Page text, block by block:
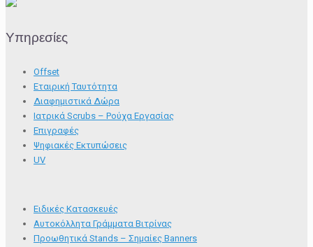
Υπηρεσίες
Offset
Εταιρική Ταυτότητα
Διαφημιστικά Δώρα
Ιατρικά Scrubs – Ρούχα Εργασίας
Επιγραφές
Ψηφιακές Εκτυπώσεις
UV
Ειδικές Κατασκευές
Αυτοκόλλητα Γράμματα Βιτρίνας
Προωθητικά Stands – Σημαίες Banners